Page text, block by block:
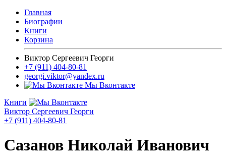
Главная
Биографии
Книги
Корзина
Виктор Сергеевич Георги
+7 (911) 404-80-81
georgi.viktor@yandex.ru
Мы Вконтакте
Книги
Виктор Сергеевич Георги
+7 (911) 404-80-81
Сазанов Николай Иванович